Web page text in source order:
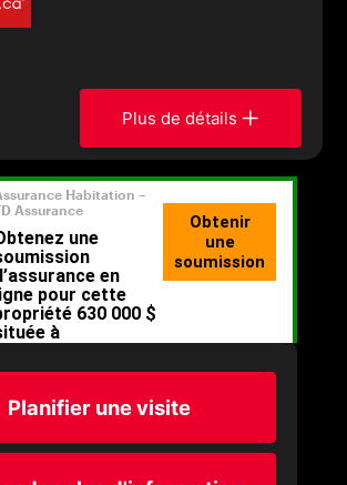
Plus de détails
Planifier une visite